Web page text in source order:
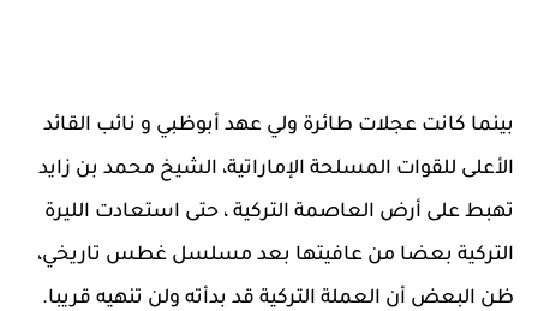
بينما كانت عجلات طائرة ولي عهد أبوظبي و نائب القائد
الأعلى للقوات المسلحة الإماراتية، الشيخ محمد بن زايد
تهبط على أرض العاصمة التركية ، حتى استعادت الليرة
التركية بعضا من عافيتها بعد مسلسل غطس تاريخي،
ظن البعض أن العملة التركية قد بدأته ولن تنهيه قريبا.